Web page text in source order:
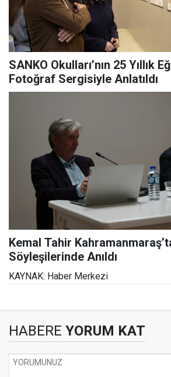
SANKO Okulları’nın 25 Yıllık
Fotoğraf Sergisiyle Anlatıldı
Kemal Tahir
Söyleşilerinde Anıldı
KAYNAK: Haber Merkezi
HABERE YORUM KAT